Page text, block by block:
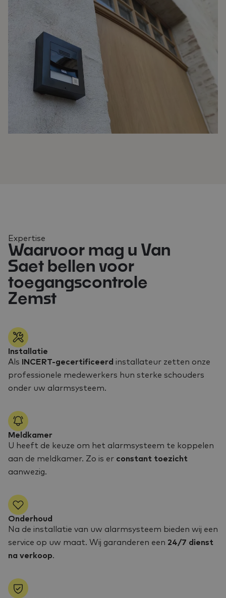
Expertise
Waarvoor mag u Van
Saet bellen voor
toegangscontrole
Zemst
Installatie
Als
INCERT-gecertificeerd installateur zetten onze
professionele medewerkers hun sterke schouders
onder uw alarmsysteem.
Meldkamer
U heeft de keuze om het alarmsysteem te koppelen
aan de meldkamer. Zo is er constant toezicht
aanwezig.
Onderhoud
Na de installatie van uw alarmsysteem bieden wij een
service op uw maat. Wij garanderen een 24/7 dienst
na verkoop.